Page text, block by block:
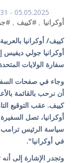
05.05.2025 - 17:31
أوكرانيا , #كييف ,
كييف/ أوكرانيا
سفارة الولايات
وجاء في صفحات
أن نرحب بالقائمة
كييف. عقب التوقيع
أوكرانيا، تصل
سياسة الرئيس ترامب
في أوكرانيا".
وتجدر الإشارة إلى